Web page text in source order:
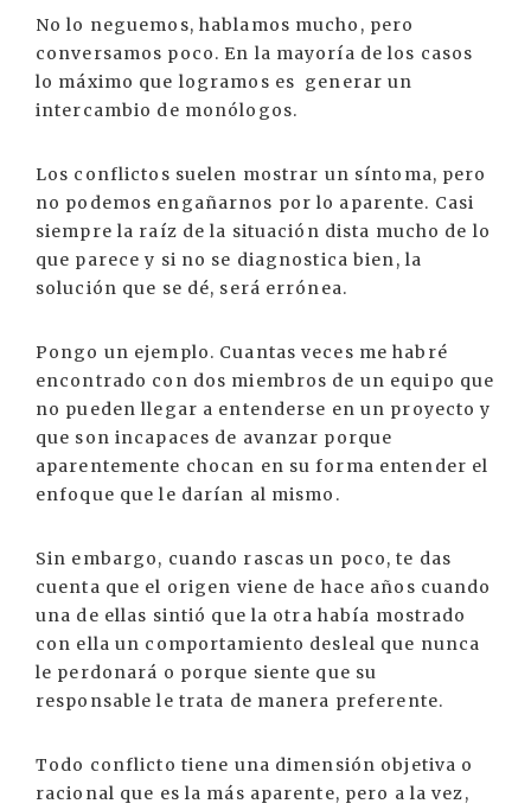
No lo neguemos, hablamos mucho, pero
conversamos poco. En la mayoría de los casos
lo máximo que logramos es generar un
intercambio de monólogos.
Los conflictos suelen mostrar un síntoma, pero
no podemos engañarnos por lo aparente. Casi
siempre la raíz de la situación dista mucho de lo
que parece y si no se diagnostica bien, la
solución que se dé, será errónea.
Pongo un ejemplo. Cuantas veces me habré
encontrado con dos miembros de un equipo que
no pueden llegar a entenderse en un proyecto y
que son incapaces de avanzar porque
aparentemente chocan en su forma entender el
enfoque que le darían al mismo.
Sin embargo, cuando rascas un poco, te das
cuenta que el origen viene de hace años cuando
una de ellas sintió que la otra había mostrado
con ella un comportamiento desleal que nunca
le perdonará o porque siente que su
responsable le trata de manera preferente.
Todo conflicto tiene una dimensión objetiva o
racional que es la más aparente, pero a la vez,